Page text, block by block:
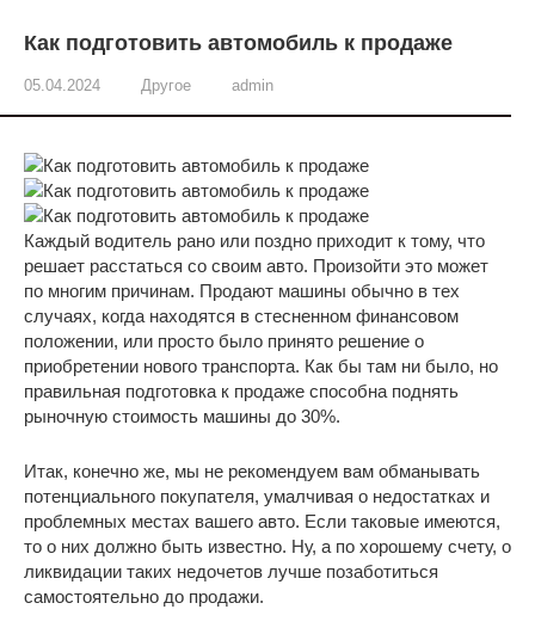
Как подготовить автомобиль к продаже
05.04.2024 Другое admin
Каждый водитель рано или поздно приходит к тому, что
решает расстаться со своим авто. Произойти это может
по многим причинам. Продают машины обычно в тех
случаях, когда находятся в стесненном финансовом
положении, или просто было принято решение о
приобретении нового транспорта. Как бы там ни было, но
правильная подготовка к продаже способна поднять
рыночную стоимость машины до 30%.
Итак, конечно же, мы не рекомендуем вам обманывать
потенциального покупателя, умалчивая о недостатках и
проблемных местах вашего авто. Если таковые имеются,
то о них должно быть известно. Ну, а по хорошему счету, о
ликвидации таких недочетов лучше позаботиться
самостоятельно до продажи.